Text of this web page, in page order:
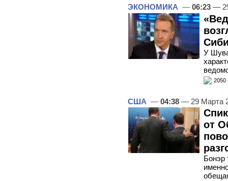
ЭКОНОМИКА — 06:23 —
У
2050
США — 04:38 — 29 Марта
от
Бонэр